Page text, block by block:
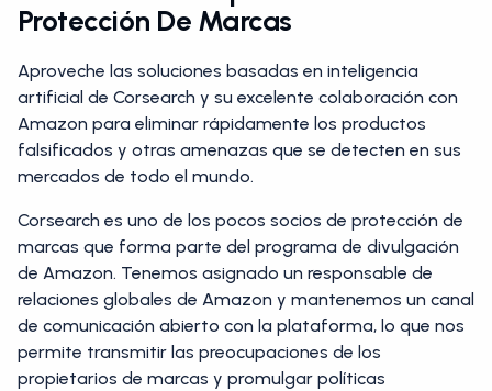
Protección De Marcas
Aproveche las soluciones basadas en inteligencia
artificial de Corsearch y su excelente colaboración con
Amazon para eliminar rápidamente los productos
falsificados y otras amenazas que se detecten en sus
mercados de todo el mundo.
Corsearch es uno de los pocos socios de protección de
marcas que forma parte del programa de divulgación
de Amazon. Tenemos asignado un responsable de
relaciones globales de Amazon y mantenemos un canal
de comunicación abierto con la plataforma, lo que nos
permite transmitir las preocupaciones de los
propietarios de marcas y promulgar políticas